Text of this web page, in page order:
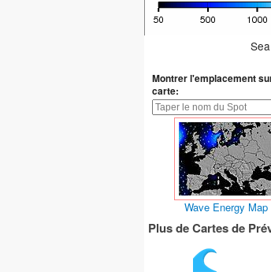
Montrer l'emplacement
carte:
Wave Energy Map
Plus de Cartes de